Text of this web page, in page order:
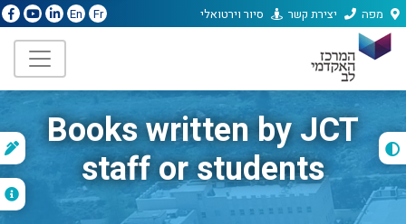
מפה יצירת קשר סיור וירטואלי Fr
En
Books written by JCT
staff or students